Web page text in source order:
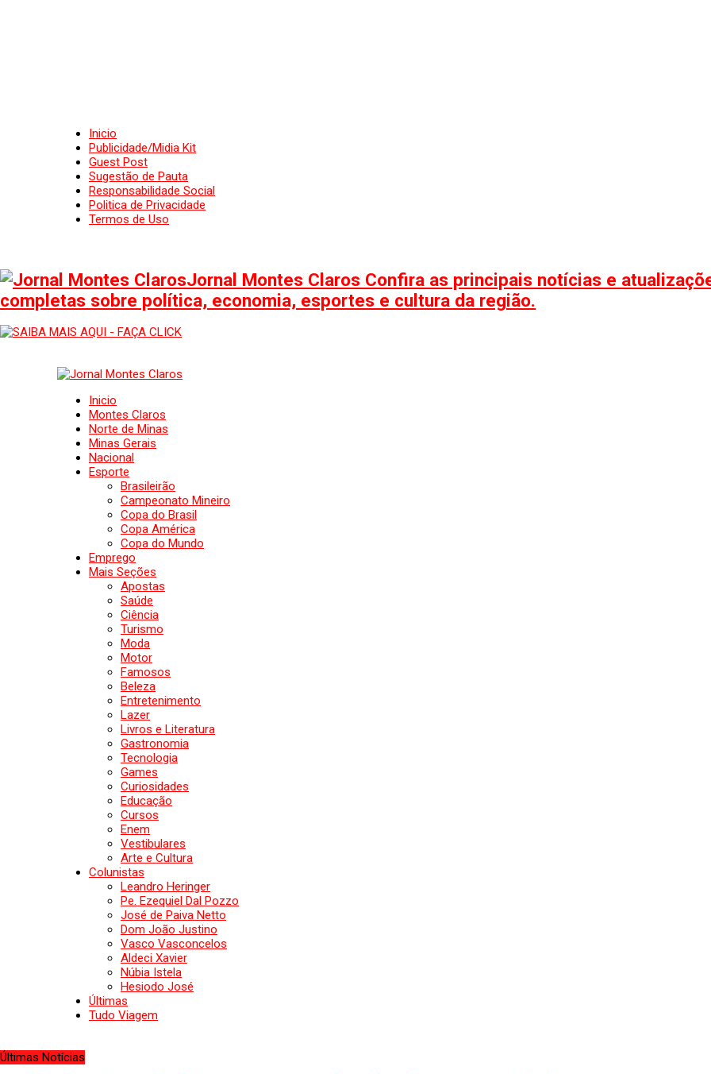
Inicio
Publicidade/Midia Kit
Guest Post
Sugestão de Pauta
Responsabilidade Social
Politica de Privacidade
Termos de Uso
Jornal Montes Claros Confira as principais notícias e
completas sobre política, economia, esportes e cultura da região.
Inicio
Montes Claros
Norte de Minas
Minas Gerais
Nacional
Esporte
Brasileirão
Campeonato Mineiro
Copa do Brasil
Copa América
Copa do Mundo
Emprego
Mais Seções
Apostas
Saúde
Ciência
Turismo
Moda
Motor
Famosos
Beleza
Entretenimento
Lazer
Livros e Literatura
Gastronomia
Tecnologia
Games
Curiosidades
Educação
Cursos
Enem
Vestibulares
Arte e Cultura
Colunistas
Leandro Heringer
Pe. Ezequiel Dal Pozzo
José de Paiva Netto
Dom João Justino
Vasco Vasconcelos
Aldeci Xavier
Núbia Istela
Hesiodo José
Últimas
Tudo Viagem
Últimas Notícias